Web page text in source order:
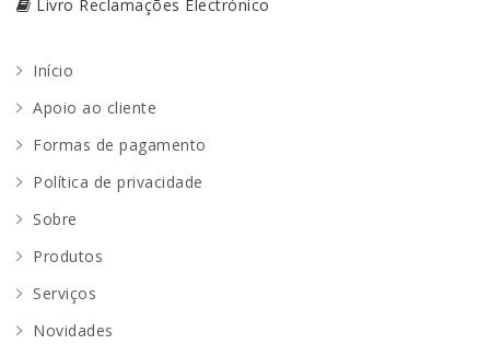
Livro Reclamações Electrónico
Início
Apoio ao cliente
Formas de pagamento
Política de privacidade
Sobre
Produtos
Serviços
Novidades